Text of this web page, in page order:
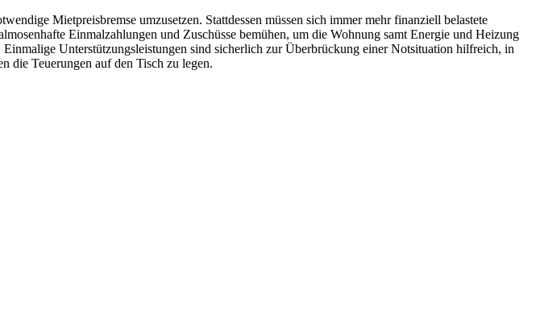
Mietpreisbremse umzusetzen. Stattdessen müssen sich immer mehr finanziell belastete
Einmalzahlungen und Zuschüsse bemühen, um die Wohnung samt Energie und Heizung
Unterstützungsleistungen sind sicherlich zur Überbrückung einer Notsituation hilfreich, in
die Teuerungen auf den Tisch zu legen.